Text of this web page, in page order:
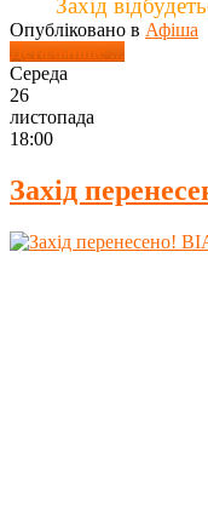
Захід
Опубліковано в Афіша
Детальніше ...
Середа
26
листопада
18:00
Захід